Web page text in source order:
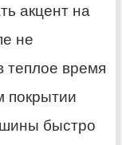
акцент на
не
теплое время
покрытии
быстро